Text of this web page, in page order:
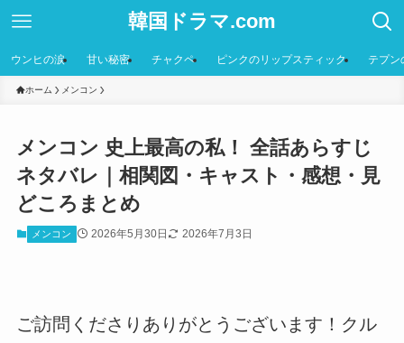
韓国ドラマ.com
ウンヒの涙 甘い秘密 チャクペ ピンクのリップスティック テプン
ホーム メンコン
メンコン 史上最高の私！ 全話あらすじ
ネタバレ｜相関図・キャスト・感想・見
どころまとめ
メンコン 2026年5月30日 2026年7月3日
ご訪問くださりありがとうございます！クル